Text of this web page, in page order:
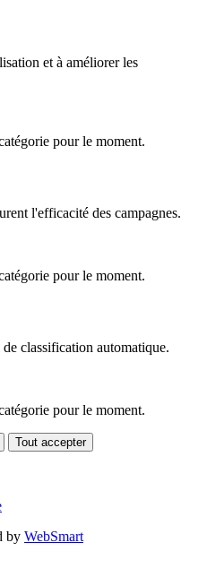
et à améliorer les
pour le moment.
l'efficacité des campagnes.
pour le moment.
classification automatique.
pour le moment.
Tout accepter
by WebSmart